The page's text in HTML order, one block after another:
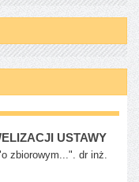
USTAWY
zbiorowym...". dr inż.